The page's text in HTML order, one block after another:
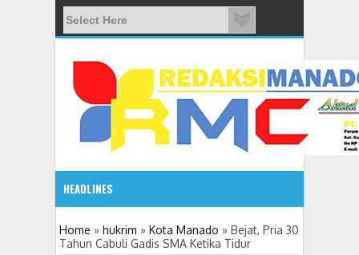
HEADLINES
08:03 AM
Home » hukrim » Kota Manado » Bejat, Pria 30
Tahun Cabuli Gadis SMA Ketika Tidur